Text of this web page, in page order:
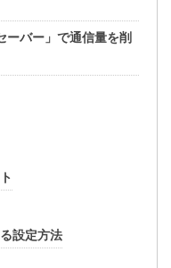
ーバー」で通信量を削
設定方法